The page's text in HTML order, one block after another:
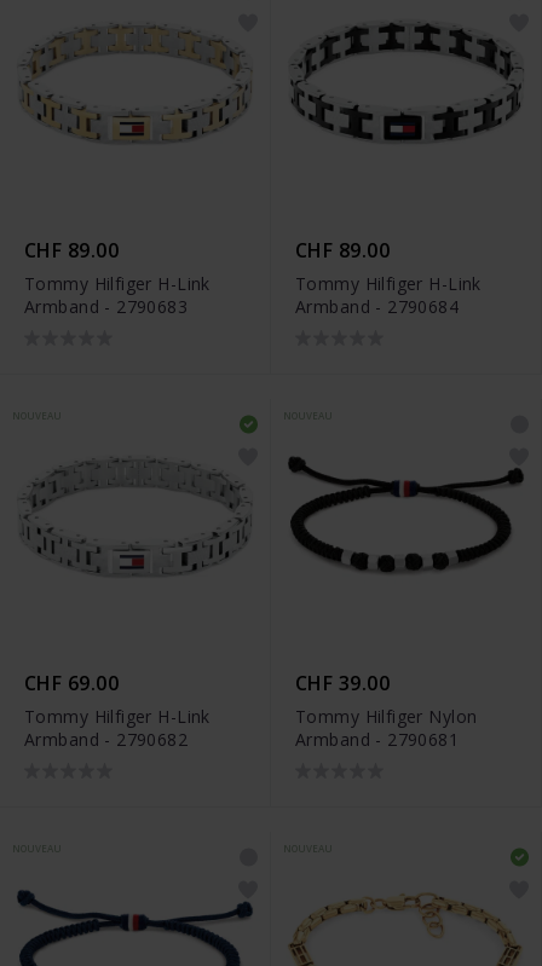
CHF 89.00
Tommy Hilfiger H-Link
Armband - 2790683
CHF 89.00
Tommy Hilfiger H-Link
Armband - 2790684
CHF 69.00
Tommy Hilfiger H-Link
Armband - 2790682
CHF 39.00
Tommy Hilfiger Nylon
Armband - 2790681
NOUVEAU NOUVEAU